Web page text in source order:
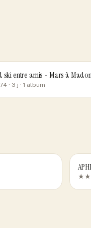
ski entre amis - Mars à
· 3 j · 1 album